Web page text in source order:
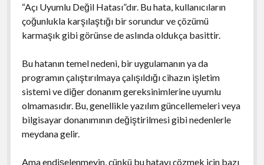
“Açı Uyumlu Değil Hatası”dır. Bu hata, kullanıcıların
çoğunlukla karşılaştığı bir sorundur ve çözümü
karmaşık gibi görünse de aslında oldukça basittir.
Bu hatanın temel nedeni, bir uygulamanın ya da
programın çalıştırılmaya çalışıldığı cihazın işletim
sistemi ve diğer donanım gereksinimlerine uyumlu
olmamasıdır. Bu, genellikle yazılım güncellemeleri veya
bilgisayar donanımının değiştirilmesi gibi nedenlerle
meydana gelir.
Ama endişelenmeyin, çünkü bu hatayı çözmek için bazı